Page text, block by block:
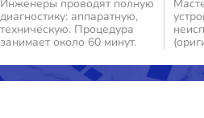
Инженеры проводят полную
диагностику: аппаратную,
техническую. Процедура
занимает около 60 минут.